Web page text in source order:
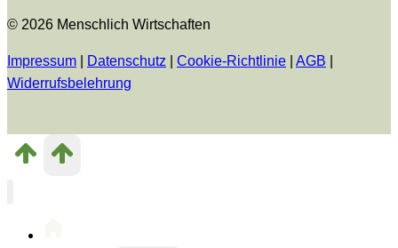
© 2026 Menschlich Wirtschaften
Impressum Datenschutz Cookie-Richtlinie AGB
Widerrufsbelehrung